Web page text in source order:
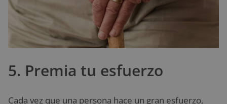
5. Premia tu esfuerzo
Cada vez que una persona hace un gran esfuerzo,